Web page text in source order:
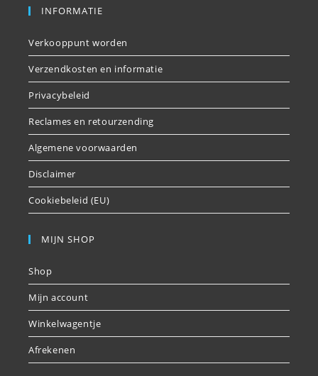
INFORMATIE
Verkooppunt worden
Verzendkosten en informatie
Privacybeleid
Reclames en retourzending
Algemene voorwaarden
Disclaimer
Cookiebeleid (EU)
MIJN SHOP
Shop
Mijn account
Winkelwagentje
Afrekenen